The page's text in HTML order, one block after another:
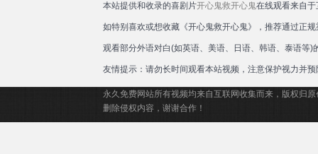
本站提供和收录的喜剧片开心鬼救开心鬼在线观看来自
如特别喜欢或想收藏《开心鬼救开心鬼》，推荐通过正
观看部分外语对白(如英语、美语、日语、韩语、泰语等
友情提示：请勿长时间观看本站视频，注意保护视力并预
永久免费网站所有视频均来自互联网收集而来，版权归
删除侵权内容，谢谢合作！